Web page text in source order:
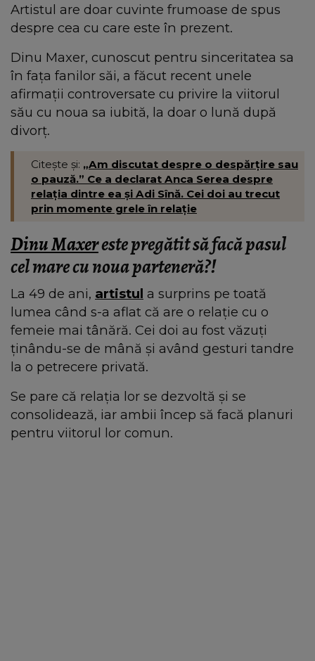
Artistul are doar cuvinte frumoase de spus
despre cea cu care este în prezent.
Dinu Maxer, cunoscut pentru sinceritatea sa
în fața fanilor săi, a făcut recent unele
afirmații controversate cu privire la viitorul
său cu noua sa iubită, la doar o lună după
divorț.
Citește și: „Am discutat despre o despărțire sau
o pauză.” Ce a declarat Anca Serea despre
relația dintre ea și Adi Sînă. Cei doi au trecut
prin momente grele în relație
Dinu Maxereste pregătit să facă pasul
cel mare cu noua parteneră?!
La 49 de ani, artistul a surprins pe toată
lumea când s-a aflat că are o relație cu o
femeie mai tânără. Cei doi au fost văzuți
ținându-se de mână și având gesturi tandre
la o petrecere privată.
Se pare că relația lor se dezvoltă și se
consolidează, iar ambii încep să facă planuri
pentru viitorul lor comun.